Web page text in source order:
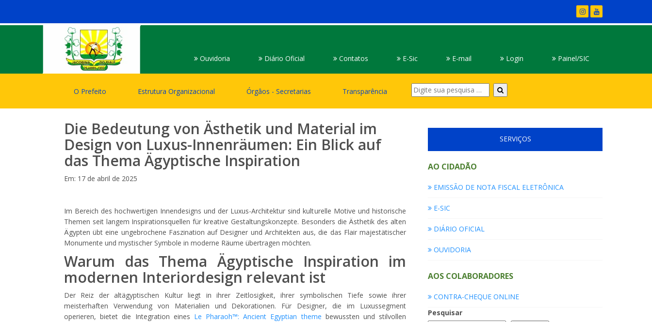
Ouvidoria Diário Oficial Contatos E-Sic E-mail Login Painel/SIC
O Prefeito Estrutura Organizacional Órgâos - Secretarias Transparência
Digite
sua
pesquisa
Die Bedeutung von Ästhetik und Material im
Design von Luxus-Innenräumen: Ein Blick auf
das Thema Ägyptische Inspiration
Em: 17 de abril de 2025
Im Bereich des hochwertigen Innendesigns und der Luxus-Architektur sind kulturelle Motive und historische
Themen seit langem Inspirationsquellen für kreative Gestaltungskonzepte. Besonders die Ästhetik des alten
Ägypten übt eine ungebrochene Faszination auf Designer und Architekten aus, die das Flair majestätischer
Monumente und mystischer Symbole in moderne Räume übertragen möchten.
Warum das Thema Ägyptische Inspiration im
modernen Interiordesign relevant ist
Der Reiz der altägyptischen Kultur liegt in ihrer Zeitlosigkeit, ihrer symbolischen Tiefe sowie ihrer
meisterhaften Verwendung von Materialien und Dekorationen. Für Designer, die im Luxussegment
operieren, bietet die Integration eines Le Pharaoh™: Ancient Egyptian theme bewussten und stilvollen
SERVIÇOS
AO CIDADÃO
EMISSÃO DE NOTA FISCAL ELETRÔNICA
E-SIC
DIÁRIO OFICIAL
OUVIDORIA
AOS COLABORADORES
CONTRA-CHEQUE ONLINE
Pesquisar